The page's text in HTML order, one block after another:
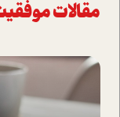
مقالات